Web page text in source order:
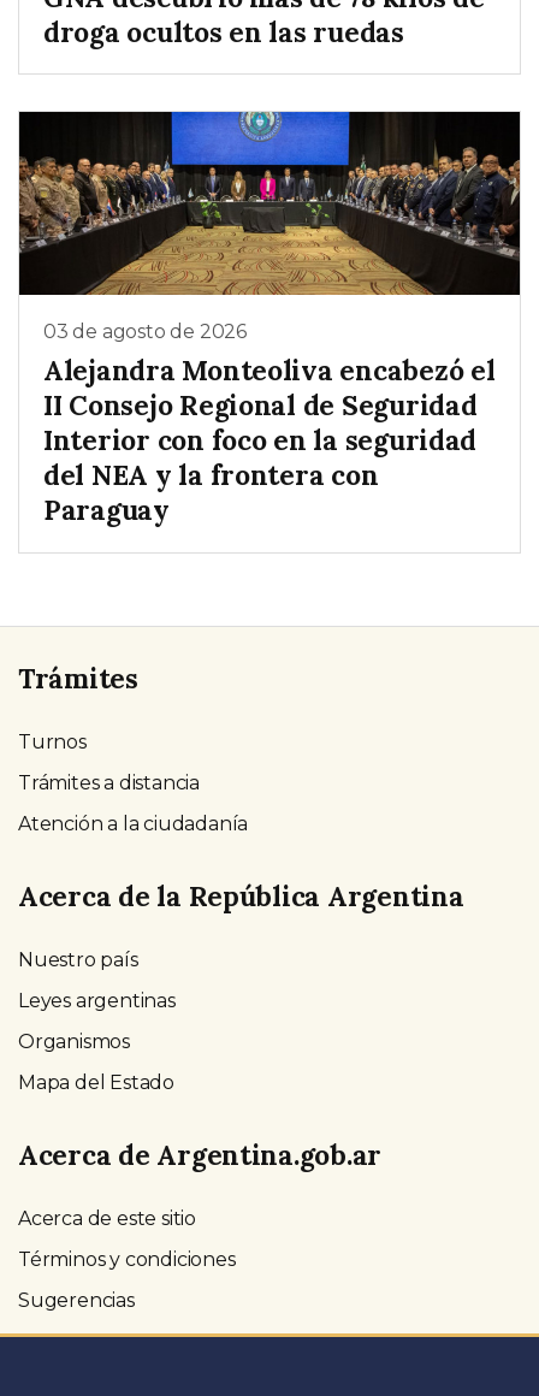
droga ocultos en las ruedas
03 de agosto de 2026
Alejandra Monteoliva encabezó el
II Consejo Regional de Seguridad
Interior con foco en la seguridad
del NEA y la frontera con
Paraguay
Trámites
Turnos
Trámites a distancia
Atención a la ciudadanía
Acerca de la República Argentina
Nuestro país
Leyes argentinas
Organismos
Mapa del Estado
Acerca de Argentina.gob.ar
Acerca de este sitio
Términos y condiciones
Sugerencias